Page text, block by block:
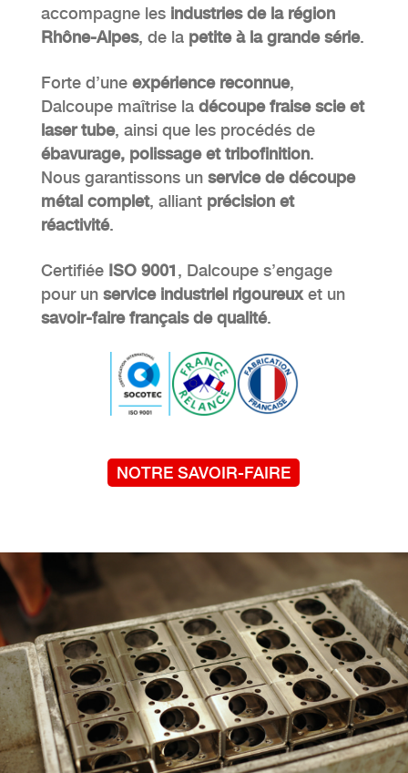
accompagne les industries de la région
Rhône-Alpes, de la petite à la grande série.
Forte d’une expérience reconnue,
Dalcoupe maîtrise la découpe fraise scie et
laser tube, ainsi que les procédés de
ébavurage, polissage et tribofinition.
Nous garantissons un service de découpe
métal complet, alliant précision et
réactivité.
Certifiée ISO 9001, Dalcoupe s’engage
pour un service industriel rigoureuxet un
savoir-faire français de qualité.
NOTRE SAVOIR-FAIRE